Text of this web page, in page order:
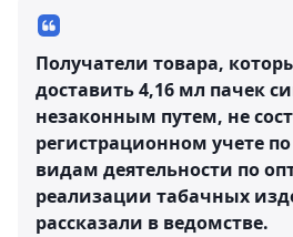
Получатели товара,
доставить 4,16 мл пачек
незаконным путем, не
регистрационном учете
видам деятельности по
реализации табачных
рассказали в ведомстве.